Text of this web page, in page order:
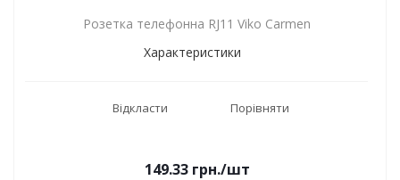
Розетка телефонна RJ11 Viko Carmen
Характеристики
Відкласти Порівняти
149.33грн./шт